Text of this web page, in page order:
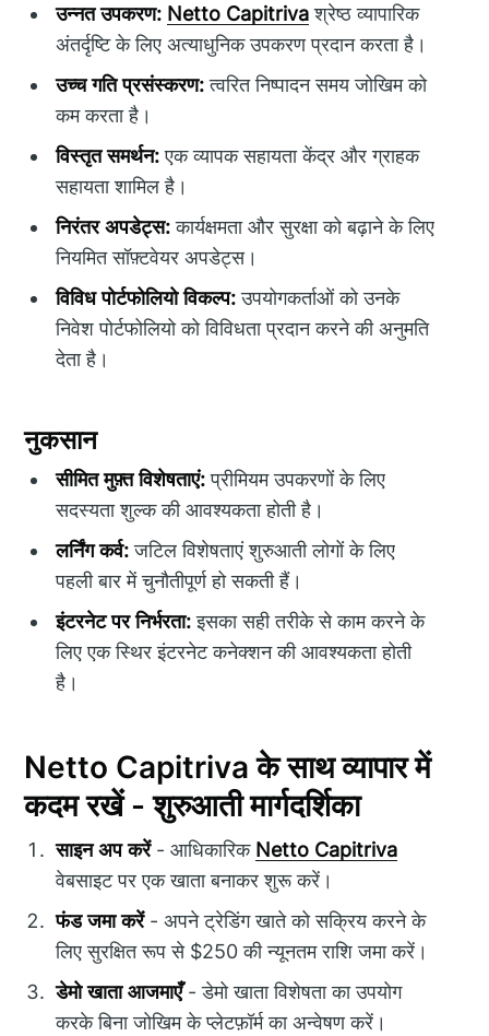
उन्नत उपकरण: Netto Capitrivaश्रेष्ठ व्यापारिक
अंतर्दृष्टि के लिए अत्याधुनिक उपकरण प्रदान करता है।
उच्च गति प्रसंस्करण:त्वरित निष्पादन समय जोखिम को
कम करता है।
विस्तृत समर्थन:एक व्यापक सहायता केंद्र और ग्राहक
सहायता शामिल है।
निरंतर अपडेट्स:कार्यक्षमता और सुरक्षा को बढ़ाने के लिए
नियमित सॉफ़्टवेयर अपडेट्स।
विविध पोर्टफोलियो विकल्प:उपयोगकर्ताओं को उनके
निवेश पोर्टफोलियो को विविधता प्रदान करने की अनुमति
देता है।
नुकसान
सीमित मुफ़्त विशेषताएं:प्रीमियम उपकरणों के लिए
सदस्यता शुल्क की आवश्यकता होती है।
लर्निंग कर्व:जटिल विशेषताएं शुरुआती लोगों के लिए
पहली बार में चुनौतीपूर्ण हो सकती हैं।
इंटरनेट पर निर्भरता:इसका सही तरीके से काम करने के
लिए एक स्थिर इंटरनेट कनेक्शन की आवश्यकता होती
है।
Netto Capitriva के साथ व्यापार में
कदम रखें - शुरुआती मार्गदर्शिका
साइन अप करें- आधिकारिक Netto Capitriva
वेबसाइट पर एक खाता बनाकर शुरू करें।
फंड जमा करें- अपने ट्रेडिंग खाते को सक्रिय करने के
लिए सुरक्षित रूप से $250 की न्यूनतम राशि जमा करें।
डेमो खाता आजमाएँ- डेमो खाता विशेषता का उपयोग
करके बिना जोखिम के प्लेटफ़ॉर्म का अन्वेषण करें।